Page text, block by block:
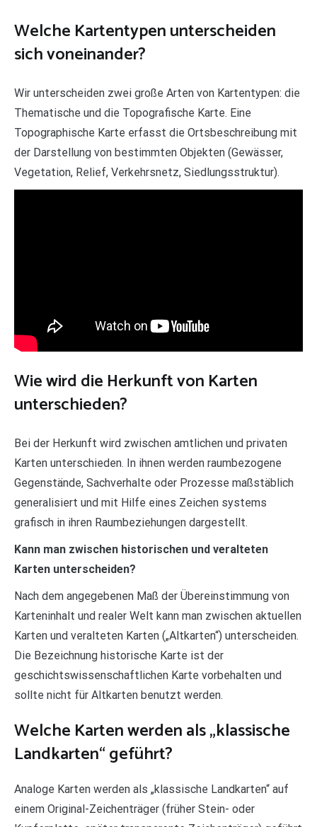
Welche Kartentypen unterscheiden
sich voneinander?
Wir unterscheiden zwei große Arten von Kartentypen: die
Thematische und die Topografische Karte. Eine
Topographische Karte erfasst die Ortsbeschreibung mit
der Darstellung von bestimmten Objekten (Gewässer,
Vegetation, Relief, Verkehrsnetz, Siedlungsstruktur).
Wie wird die Herkunft von Karten
unterschieden?
Bei der Herkunft wird zwischen amtlichen und privaten
Karten unterschieden. In ihnen werden raumbezogene
Gegenstände, Sachverhalte oder Prozesse maßstäblich
generalisiert und mit Hilfe eines Zeichen ­systems
grafisch in ihren Raumbeziehungen dargestellt.
Kann man zwischen historischen und veralteten
Karten unterscheiden?
Nach dem angegebenen Maß der Übereinstimmung von
Karteninhalt und realer Welt kann man zwischen aktuellen
Karten und veralteten Karten („Altkarten“) unterscheiden.
Die Bezeichnung historische Karte ist der
geschichtswissenschaftlichen Karte vorbehalten und
sollte nicht für Altkarten benutzt werden.
Welche Karten werden als „klassische
Landkarten“ geführt?
Analoge Karten werden als „klassische Landkarten“ auf
einem Original-Zeichenträger (früher Stein- oder